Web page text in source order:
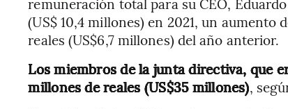
(US$ 10,4 millones) en 2021, un
reales (US$6,7 millones) del año anterior.
Los miembros de la junta directiva, que
millones de reales (US$35 millones),